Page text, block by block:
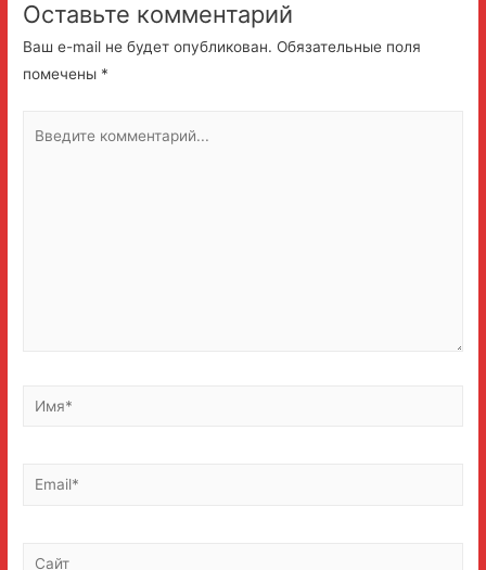
Оставьте комментарий
Ваш e-mail не будет опубликован. Обязательные поля
помечены *
Имя*
Email*
Сайт